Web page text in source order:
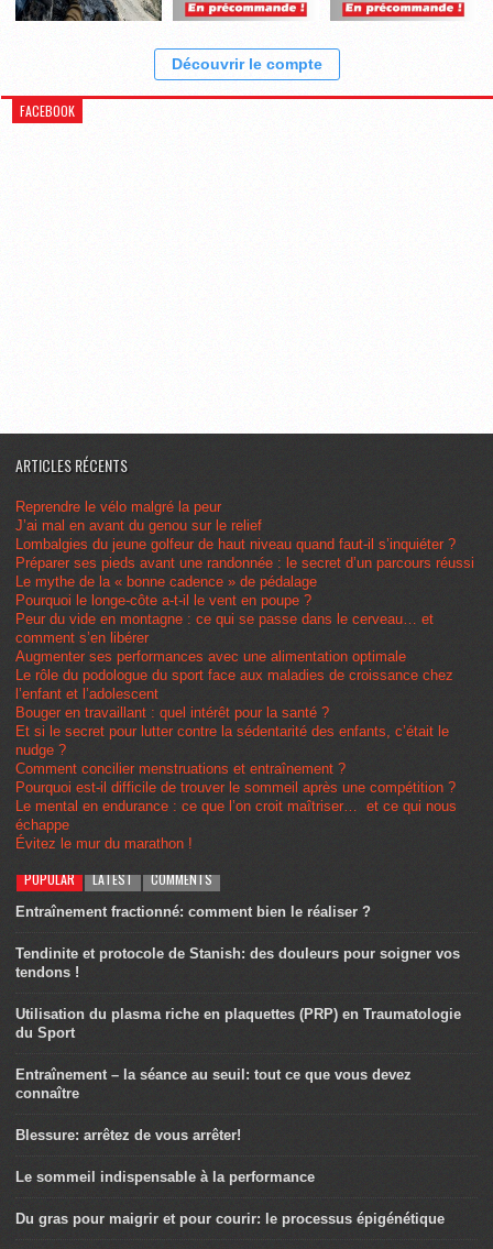
Découvrir le compte
FACEBOOK
ARTICLES RÉCENTS
Reprendre le vélo malgré la peur
J’ai mal en avant du genou sur le relief
Lombalgies du jeune golfeur de haut niveau quand faut-il s’inquiéter ?
Préparer ses pieds avant une randonnée : le secret d’un parcours réussi
Le mythe de la « bonne cadence » de pédalage
Pourquoi le longe-côte a-t-il le vent en poupe ?
Peur du vide en montagne : ce qui se passe dans le cerveau… et
comment s’en libérer
Augmenter ses performances avec une alimentation optimale
Le rôle du podologue du sport face aux maladies de croissance chez
l’enfant et l’adolescent
Bouger en travaillant : quel intérêt pour la santé ?
Et si le secret pour lutter contre la sédentarité des enfants, c’était le
nudge ?
Comment concilier menstruations et entraînement ?
Pourquoi est-il difficile de trouver le sommeil après une compétition ?
Le mental en endurance : ce que l’on croit maîtriser… et ce qui nous
échappe
Évitez le mur du marathon !
POPULAR LATEST COMMENTS
Entraînement fractionné: comment bien le réaliser ?
Tendinite et protocole de Stanish: des douleurs pour soigner vos
tendons !
Utilisation du plasma riche en plaquettes (PRP) en Traumatologie
du Sport
Entraînement – la séance au seuil: tout ce que vous devez
connaître
Blessure: arrêtez de vous arrêter!
Le sommeil indispensable à la performance
Du gras pour maigrir et pour courir: le processus épigénétique